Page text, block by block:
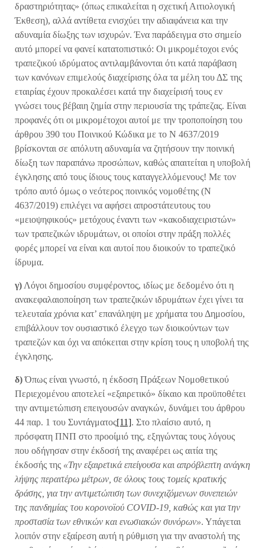
δραστηριότητας» (όπως επικαλείται η σχετική Αιτιολογική
Έκθεση), αλλά αντίθετα ενισχύει την αδιαφάνεια και την
αδυναμία δίωξης των ισχυρών. Ένα παράδειγμα στο σημείο
αυτό μπορεί να φανεί κατατοπιστικό: Οι μικρομέτοχοι ενός
τραπεζικού ιδρύματος αντιλαμβάνονται ότι κατά παράβαση
των κανόνων επιμελούς διαχείρισης όλα τα μέλη του ΔΣ της
εταιρίας έχουν προκαλέσει κατά την διαχείρισή τους εν
γνώσει τους βέβαιη ζημία στην περιουσία της τράπεζας. Είναι
προφανές ότι οι μικρομέτοχοι αυτοί με την τροποποίηση του
άρθρου 390 του Ποινικού Κώδικα με το Ν 4637/2019
βρίσκονται σε απόλυτη αδυναμία να ζητήσουν την ποινική
δίωξη των παραπάνω προσώπων, καθώς απαιτείται η υποβολή
έγκλησης από τους ίδιους τους καταγγελλόμενους! Με τον
τρόπο αυτό όμως ο νεότερος ποινικός νομοθέτης (Ν
4637/2019) επιλέγει να αφήσει απροστάτευτους του
«μειοψηφικούς» μετόχους έναντι των «κακοδιαχειριστών»
των τραπεζικών ιδρυμάτων, οι οποίοι στην πράξη πολλές
φορές μπορεί να είναι και αυτοί που διοικούν το τραπεζικό
ίδρυμα.
γ) Λόγοι δημοσίου συμφέροντος, ιδίως με δεδομένο ότι η
ανακεφαλαιοποίηση των τραπεζικών ιδρυμάτων έχει γίνει τα
τελευταία χρόνια κατ’ επανάληψη με χρήματα του Δημοσίου,
επιβάλλουν τον ουσιαστικό έλεγχο των διοικούντων των
τραπεζών και όχι να απόκειται στην κρίση τους η υποβολή της
έγκλησης.
δ)Όπως είναι γνωστό, η έκδοση Πράξεων Νομοθετικού
Περιεχομένου αποτελεί «εξαιρετικό» δίκαιο και προϋποθέτει
την αντιμετώπιση επειγουσών αναγκών, δυνάμει του άρθρου
44 παρ. 1 του Συντάγματος[11]. Στο πλαίσιο αυτό, η
πρόσφατη ΠΝΠ στο προοίμιό της, εξηγώντας τους λόγους
που οδήγησαν στην έκδοσή της αναφέρει ως αιτία της
έκδοσής της «Την εξαιρετικά επείγουσα και απρόβλεπτη ανάγκη
λήψης περαιτέρω μέτρων, σε όλους τους τομείς κρατικής
δράσης, για την αντιμετώπιση των συνεχιζόμενων συνεπειών
της πανδημίας του κορονοϊού COVID-19, καθώς και για την
προστασία των εθνικών και ενωσιακών συνόρων». Υπάγεται
λοιπόν στην εξαίρεση αυτή η ρύθμιση για την αναστολή της